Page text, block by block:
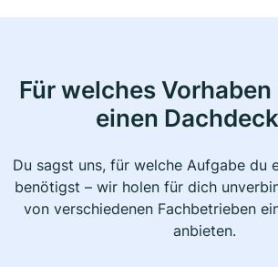
Für welches
einen
Du sagst uns, für welche Aufgabe du
benötigst – wir holen für dich
von verschiedenen Fachbetrieben
anbieten.